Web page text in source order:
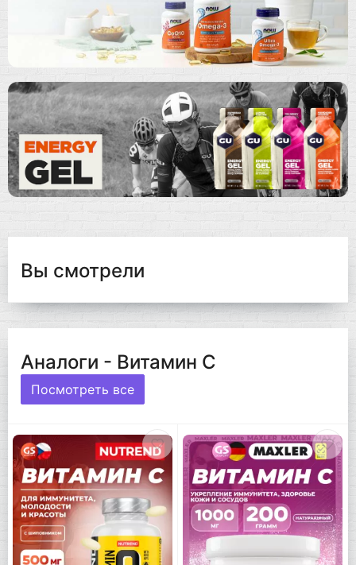
Вы смотрели
Аналоги - Витамин C
Посмотреть все